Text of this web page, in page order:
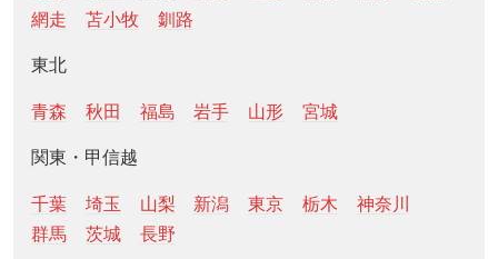
網走
苫小牧 釧路
東北
青森 秋田 福島 岩手 山形 宮城
関東・甲信越
千葉 埼玉 山梨 新潟 東京 栃木
神奈川
群馬
茨城 長野